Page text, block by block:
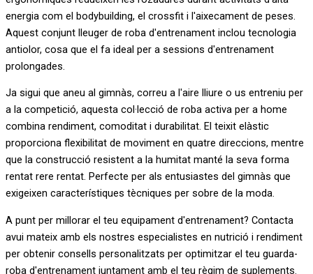
energia com el bodybuilding, el crossfit i l'aixecament de peses.
Aquest conjunt lleuger de roba d'entrenament inclou tecnologia
antiolor, cosa que el fa ideal per a sessions d'entrenament
prolongades.
Ja sigui que aneu al gimnàs, correu a l'aire lliure o us entreniu per
a la competició, aquesta col·lecció de roba activa per a home
combina rendiment, comoditat i durabilitat. El teixit elàstic
proporciona flexibilitat de moviment en quatre direccions, mentre
que la construcció resistent a la humitat manté la seva forma
rentat rere rentat. Perfecte per als entusiastes del gimnàs que
exigeixen característiques tècniques per sobre de la moda.
A punt per millorar el teu equipament d'entrenament? Contacta
avui mateix amb els nostres especialistes en nutrició i rendiment
per obtenir consells personalitzats per optimitzar el teu guarda-
roba d'entrenament juntament amb el teu règim de suplements.